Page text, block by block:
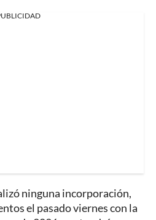
ninguna incorporación,
el pasado viernes con la